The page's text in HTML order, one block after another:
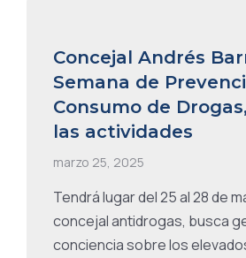
Concejal Andrés
Semana de
Consumo de
las actividades
marzo 25, 2025
Tendrá lugar del 25 al 28 de
concejal antidrogas, busca
conciencia sobre los